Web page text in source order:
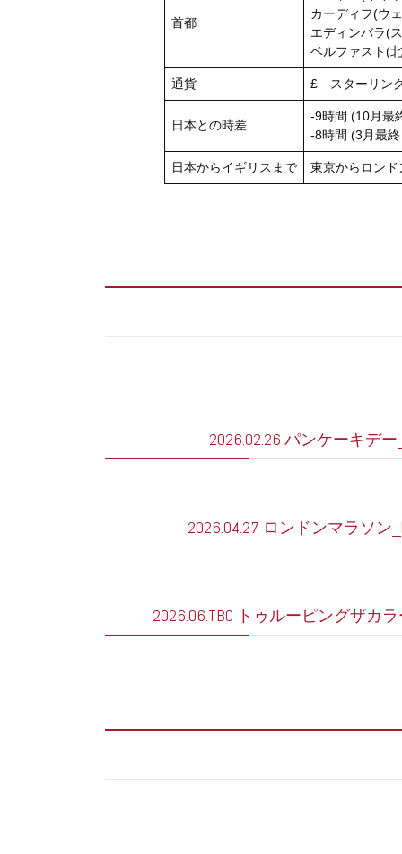
首都
カーディフ(ウ
エディンバラ(
ベルファスト(
通貨 £ スターリン
日本との時差
-9時間 (10月最
-8時間 (3月最
日本からイギリスまで 東京からロンド
2026.02.26 パンケーキデー
2026.04.27 ロンドンマラソン
2026.06.TBC トゥルーピングザカラ